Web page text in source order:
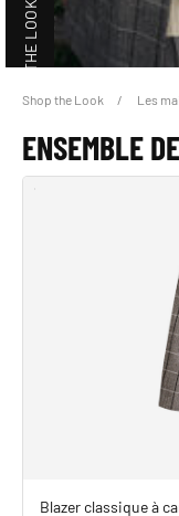
SHOP THE LOOK
SHOP THE LOOK
Shop the Look Les
ENSEMBLE
Blazer classique à